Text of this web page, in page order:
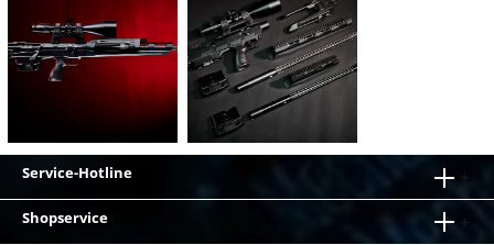
Service-Hotline
Shopservice